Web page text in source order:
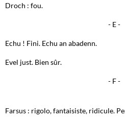
Droch : fou.
- E -
Echu ! Fini. Echu an abadenn.
Evel just. Bien sûr.
- F -
Farsus : rigolo, fantaisiste, ridicule.